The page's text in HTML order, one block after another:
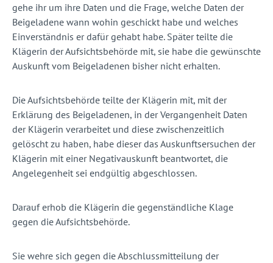
gehe ihr um ihre Daten und die Frage, welche Daten der
Beigeladene wann wohin geschickt habe und welches
Einverständnis er dafür gehabt habe. Später teilte die
Klägerin der Aufsichtsbehörde mit, sie habe die gewünschte
Auskunft vom Beigeladenen bisher nicht erhalten.
Die Aufsichtsbehörde teilte der Klägerin mit, mit der
Erklärung des Beigeladenen, in der Vergangenheit Daten
der Klägerin verarbeitet und diese zwischenzeitlich
gelöscht zu haben, habe dieser das Auskunftsersuchen der
Klägerin mit einer Negativauskunft beantwortet, die
Angelegenheit sei endgültig abgeschlossen.
Darauf erhob die Klägerin die gegenständliche Klage
gegen die Aufsichtsbehörde.
Sie wehre sich gegen die Abschlussmitteilung der